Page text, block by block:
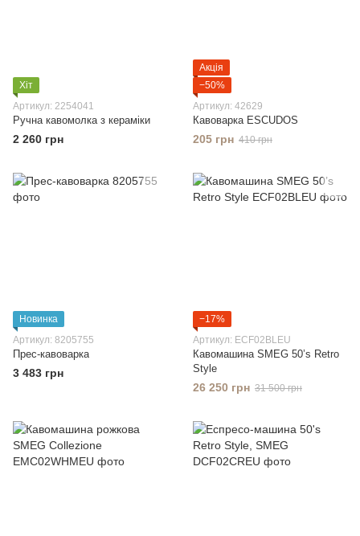
Хіт
Артикул: 2254041
Ручна кавомолка з кераміки
2 260 грн
Акція
−50%
Артикул: 42629
Кавоварка ESCUDOS
205 грн 410 грн
Новинка
Артикул: 8205755
Прес-кавоварка
3 483 грн
−17%
Артикул: ECF02BLEU
Кавомашина SMEG 50’s Retro
Style
26 250 грн 31 500 грн